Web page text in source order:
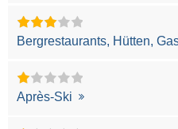
Bergrestaurants, Hütten,
Après-Ski